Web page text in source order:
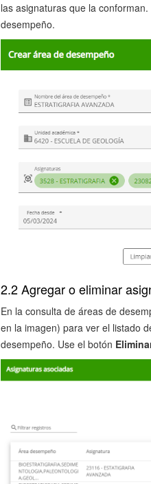
las asignaturas que la conforman.
desempeño.
2.2 Agregar o eliminar
En la consulta de áreas de
en la imagen) para ver el listado
desempeño. Use el botón